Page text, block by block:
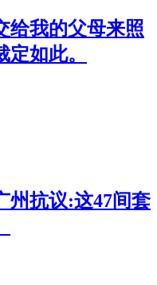
给我的父母来照
如此。
州抗议:这47间套